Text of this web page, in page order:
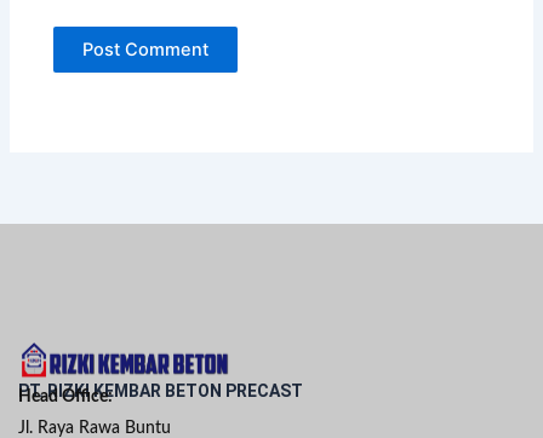
PT. RIZKI KEMBAR BETON PRECAST
Head Office:
Jl. Raya Rawa Buntu